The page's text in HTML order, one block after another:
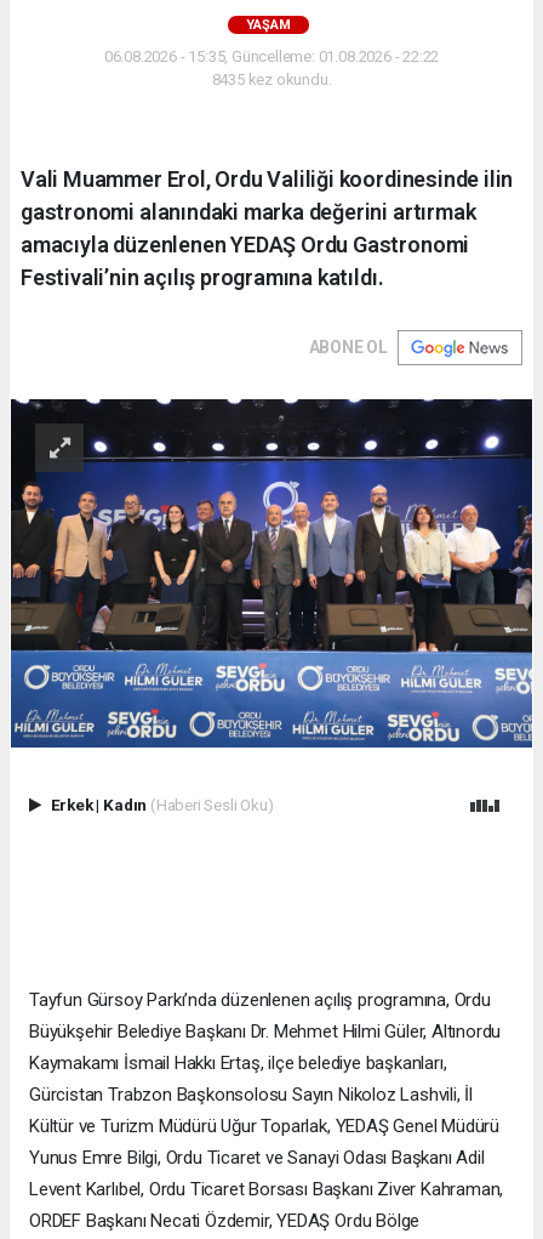
YAŞAM
06.08.2026 - 15:35, Güncelleme: 01.08.2026 - 22:22
8435 kez okundu.
Vali Muammer Erol, Ordu Valiliği koordinesinde ilin
gastronomi alanındaki marka değerini artırmak
amacıyla düzenlenen YEDAŞ Ordu Gastronomi
Festivali’nin açılış programına katıldı.
ABONE OL
Erkek| Kadın (Haberi Sesli Oku)
Tayfun Gürsoy Parkı’nda düzenlenen açılış programına, Ordu
Büyükşehir Belediye Başkanı Dr. Mehmet Hilmi Güler, Altınordu
Kaymakamı İsmail Hakkı Ertaş, ilçe belediye başkanları,
Gürcistan Trabzon Başkonsolosu Sayın Nikoloz Lashvili, İl
Kültür ve Turizm Müdürü Uğur Toparlak, YEDAŞ Genel Müdürü
Yunus Emre Bilgi, Ordu Ticaret ve Sanayi Odası Başkanı Adil
Levent Karlıbel, Ordu Ticaret Borsası Başkanı Ziver Kahraman,
ORDEF Başkanı Necati Özdemir, YEDAŞ Ordu Bölge